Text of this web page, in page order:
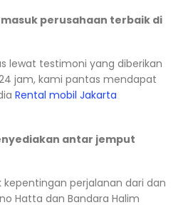
perusahaan terbaik di
lewat testimoni yang diberikan
jam, kami pantas mendapat
Rental mobil Jakarta
antar jemput
perjalanan dari dan
Hatta dan Bandara Halim